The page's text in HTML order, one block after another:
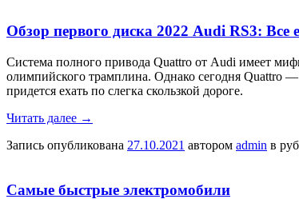
Обзор первого диска 2022 Audi RS3:
Система полного привода Quattro от Audi имеет
олимпийского трамплина. Однако сегодня Quattro —
придется ехать по слегка скользкой дороге.
Читать далее →
Запись опубликована 27.10.2021 автором admin в
Самые быстрые электромобили